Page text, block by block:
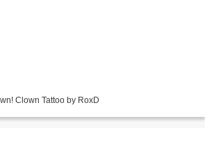
Clown Tattoo by RoxD